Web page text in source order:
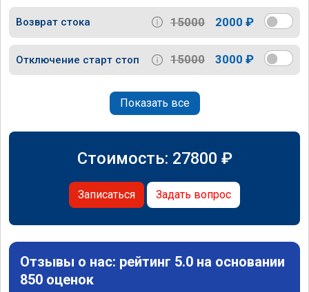
Возврат стока 15000 2000 ₽
Отключение старт стоп 15000 3000 ₽
Показать все
Стоимость: 27800 ₽
Записаться Задать вопрос
Отзывы о нас: рейтинг 5.0 на основании
850 оценок